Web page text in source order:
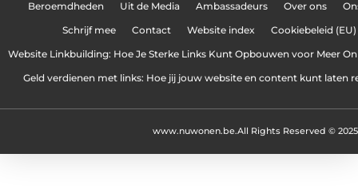
Beroemdheden Uit de Media Ambassadeurs Over ons
Schrijf mee Contact Website index Cookiebeleid (EU)
Website Linkbuilding: Hoe Je Sterke Links Kunt Opbouwen voor Meer
Geld verdienen met links: Hoe jij jouw website en content kunt laten
All Rights Reserved © 2025
www.nuwonen.be.